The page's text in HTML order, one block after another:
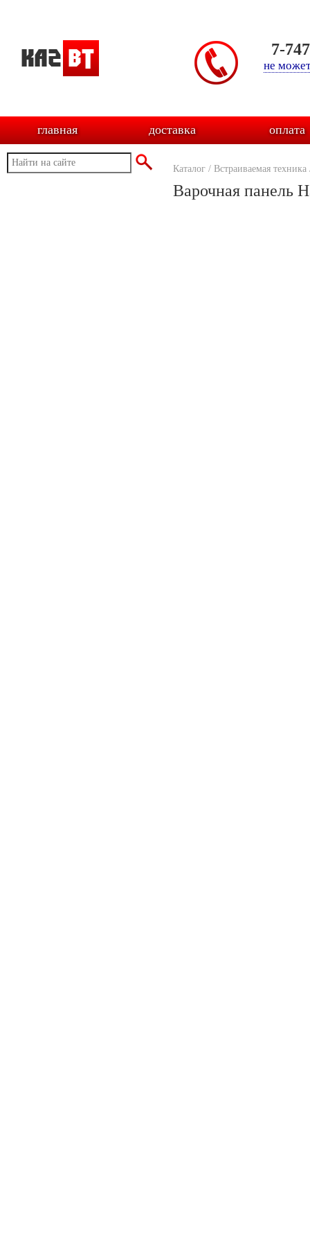
7-
не
главная доставка оплата
Каталог / Встраиваемая техника
Варочная панель